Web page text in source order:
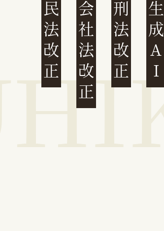
民法改正 会社法改正 刑法改正 生成AI